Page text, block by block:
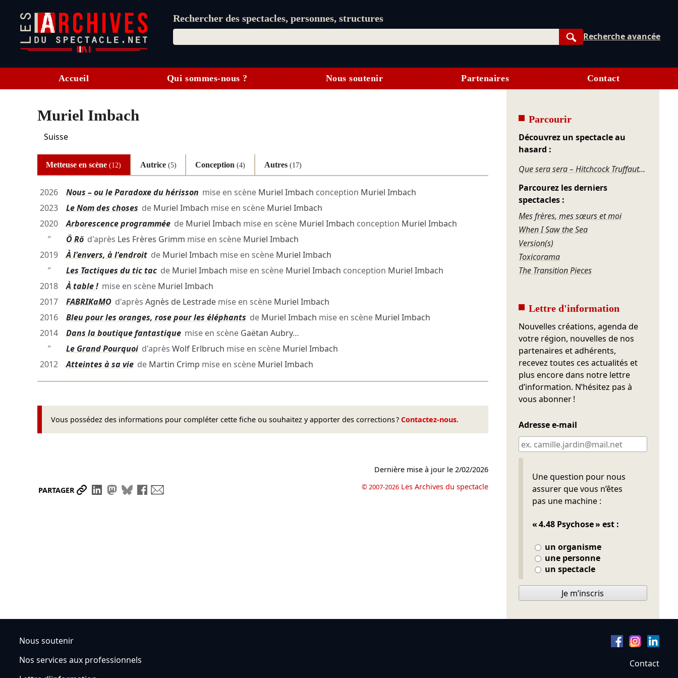
Rechercher des spectacles, personnes, structures
Rechercher
Recherche avancée
Accueil Qui sommes-nous ? Nous soutenir Partenaires Contact
Muriel Imbach
Suisse
Metteuse en scène(12) Autrice (5) Conception(4) Autres (17)
2026 Nous – ou le Paradoxe du hérisson mise en scène Muriel Imbach conception Muriel Imbach
2023
Le Nom des choses de Muriel Imbach mise en scène Muriel Imbach
2020
Arborescence programméede Muriel Imbach mise en scène Muriel Imbach conception Muriel Imbach
″
Ö Röd'après Les Frères Grimm mise en scène Muriel Imbach
2019
À l'envers, à l'endroitde Muriel Imbach mise en scène Muriel Imbach
″
Les Tactiques du tic tacde Muriel Imbach mise en scène Muriel Imbach conception Muriel Imbach
2018
À table !mise en scène Muriel Imbach
2017
FABRIKaMOd'après Agnès de Lestrademise en scène Muriel Imbach
2016
Bleu pour les oranges, rose pour les éléphants de Muriel Imbach mise en scène Muriel Imbach
2014
Dans la boutique fantastiquemise en scène Gaëtan Aubry…
″
Le Grand Pourquoid'après Wolf Erlbruch mise en scène Muriel Imbach
2012
Atteintes à sa viede Martin Crimp mise en scène Muriel Imbach
Vous possédez des informations pour compléter cette fiche ou souhaitez y apporter des corrections ? Contactez-nous.
PARTAGER Partager le lien
Partager sur LinkedIn
Partager sur Mastodon
Partager sur Bluesky
Partager sur Facebook
Dernière mise à jour le2/02/2026
© 2007-2026 Les Archives du spectacle
Parcourir
Découvrez un spectacle au
hasard :
Que sera sera – Hitchcock Truffaut Cavett Godard / Pour qui pour quoi
Parcourez les derniers
spectacles :
Mes frères, mes sœurs et moi
When I Saw the Sea
Version(s)
Toxicorama
The Transition Pieces
Lettre d'information
Nouvelles créations, agenda de
votre région, nouvelles de nos
partenaires et adhérents,
recevez toutes ces actualités et
plus encore dans notre lettre
d’information. N’hésitez pas à
vous abonner !
Adresse e-mail
Une question pour nous
assurer que vous n’êtes
pas une machine :
« 4.48 Psychose » est :
un organisme
une personne
un spectacle
Ne pas remplir
Je m’inscris
Nous soutenir
Nos services aux professionnels
Contact